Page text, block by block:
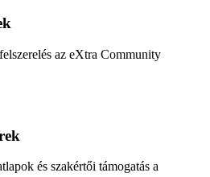
az eXtra Community
és szakértői támogatás a